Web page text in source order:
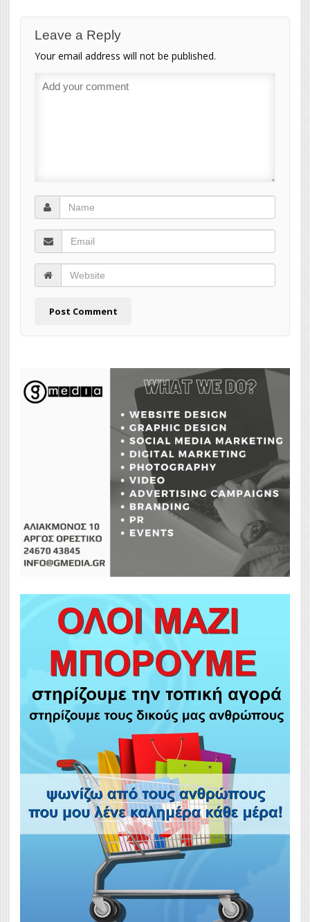
Leave a Reply
Your email address will not be published.